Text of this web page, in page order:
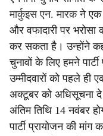
मार्कुइस एन. मारकने एक
और वफादारी पर
कर सकता है। उन्होंने
चुनावों के लिए हमने
उम्मीदवारों को पहले
अक्टूबर को अधिसूचना
अंतिम तिथि 14 नवंबर
पार्टी प्रायोजन की